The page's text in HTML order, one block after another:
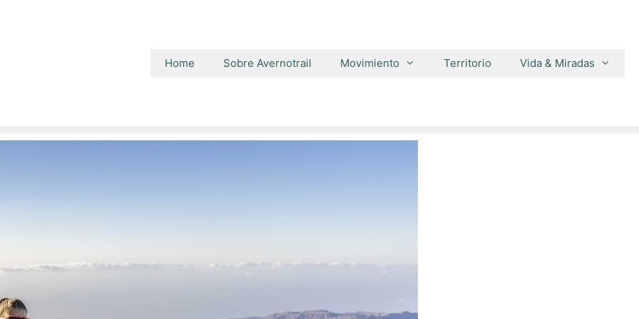
Home
Sobre Avernotrail Movimiento Territorio Vida & Miradas